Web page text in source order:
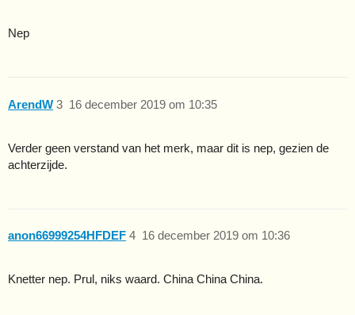
Nep
ArendW 16 december 2019 om 10:35
3
Verder geen verstand van het merk, maar dit is nep, gezien de
achterzijde.
anon66999254HFDEF 16 december 2019 om 10:36
4
Knetter nep. Prul, niks waard. China China China.